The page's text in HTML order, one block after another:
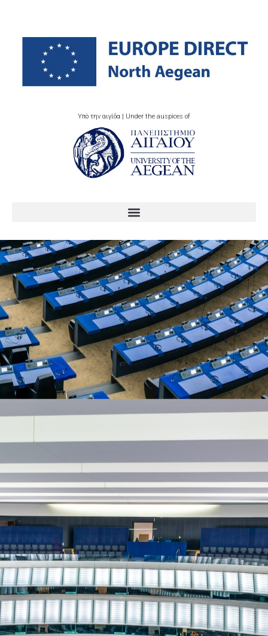
Υπό την αιγίδα | Under the auspices of